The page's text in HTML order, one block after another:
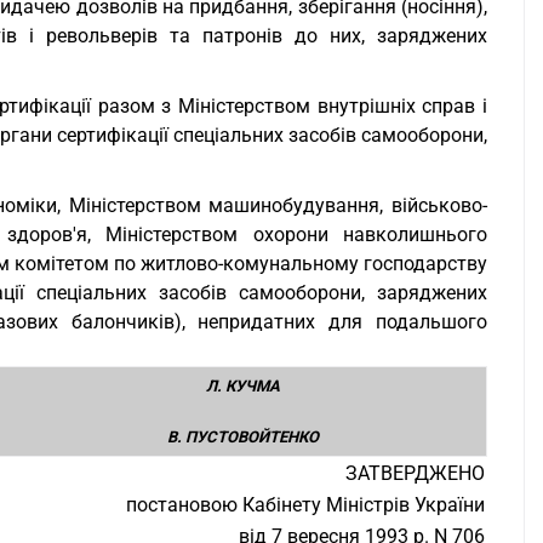
дозволів на придбання, зберігання (носіння),
і револьверів та патронів до них, заряджених
разом з Міністерством внутрішніх справ і
сертифікації спеціальних засобів самооборони,
Міністерством машинобудування, військово-
Міністерством охорони навколишнього
по житлово-комунальному господарству
спеціальних засобів самооборони, заряджених
балончиків), непридатних для подальшого
Л. КУЧМА
В. ПУСТОВОЙТЕНКО
ЗАТВЕРДЖЕНО
постановою Кабінету Міністрів України
від 7 вересня 1993 р. N 706